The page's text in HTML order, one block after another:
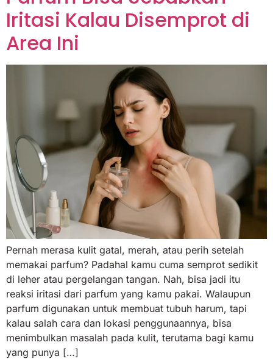
Iritasi Kalau Disemprot di
Area Ini
Pernah merasa kulit gatal, merah, atau perih setelah
memakai parfum? Padahal kamu cuma semprot sedikit
di leher atau pergelangan tangan. Nah, bisa jadi itu
reaksi iritasi dari parfum yang kamu pakai. Walaupun
parfum digunakan untuk membuat tubuh harum, tapi
kalau salah cara dan lokasi penggunaannya, bisa
menimbulkan masalah pada kulit, terutama bagi kamu
yang punya […]